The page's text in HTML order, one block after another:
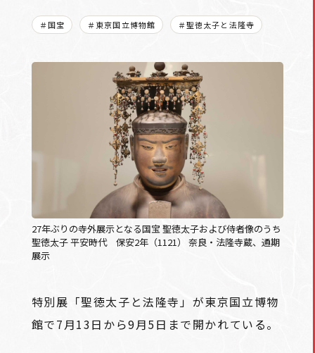
＃国宝 ＃東京国立博物館 ＃聖徳太子と法隆寺
27年ぶりの寺外展示となる国宝 聖徳太子および侍者像のうち
聖徳太子 平安時代 保安2年（1121） 奈良・法隆寺蔵、通期
展示
特別展「聖徳太子と法隆寺」が東京国立博物
館で7月13日から9月5日まで開かれている。